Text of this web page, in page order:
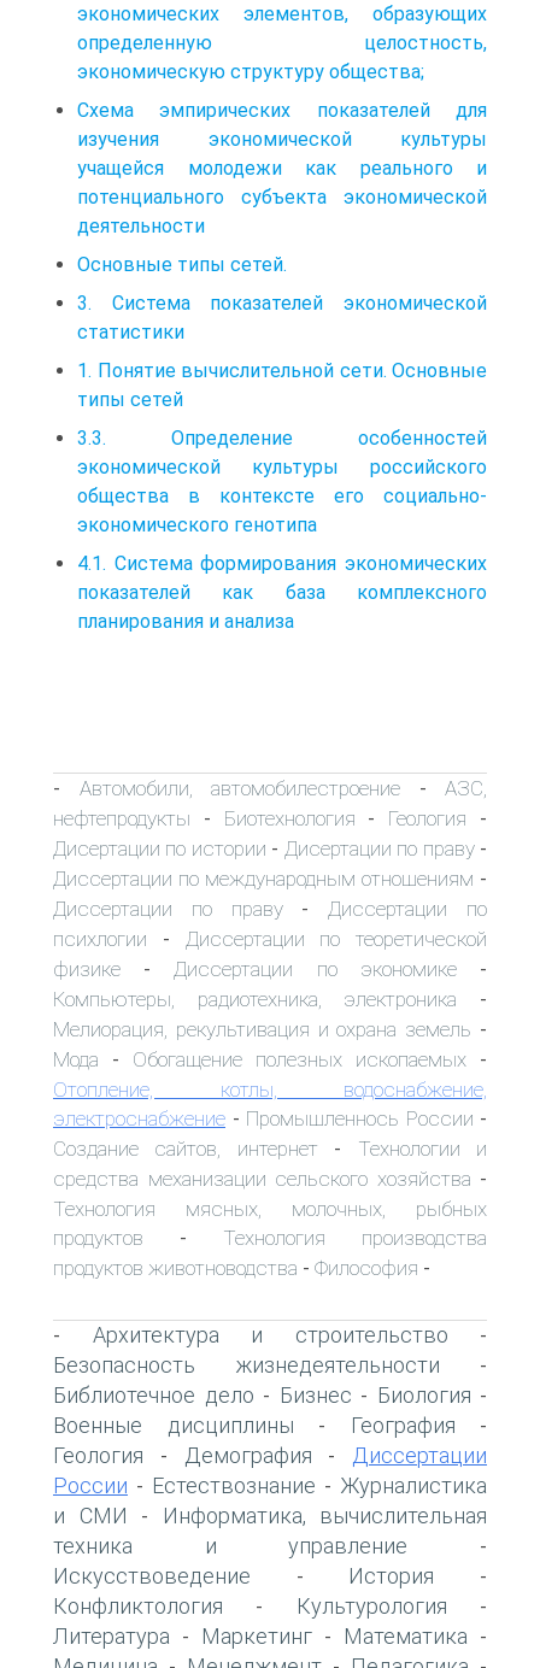
экономических элементов, образующих
определенную целостность,
экономическую структуру общества;
Схема эмпирических показателей для
изучения экономической культуры
учащейся молодежи как реального и
потенциального субъекта экономической
деятельности
Основные типы сетей.
3. Система показателей экономической
статистики
1. Понятие вычислительной сети. Основные
типы сетей
3.3. Определение особенностей
экономической культуры российского
общества в контексте его социально-
экономического генотипа
4.1. Система формирования экономических
показателей как база комплексного
планирования и анализа
- Автомобили, автомобилестроение - АЗС,
нефтепродукты - Биотехнология - Геология -
Дисертации по истории - Дисертации по праву-
Диссертации по международным отношениям -
Диссертации по праву- Диссертации по
психлогии - Диссертации по теоретической
физике - Диссертации по экономике-
Компьютеры, радиотехника, электроника -
Мелиорация, рекультивация и охрана земель -
Мода - Обогащение полезных ископаемых -
Отопление, котлы, водоснабжение,
электроснабжение - Промышленнось России -
Создание сайтов, интернет - Технологии и
средства механизации сельского хозяйства -
Технология мясных, молочных, рыбных
продуктов - Технология производства
продуктов животноводства - Философия -
- Архитектура и строительство -
Безопасность жизнедеятельности -
Библиотечное дело - Бизнес - Биология -
Военные дисциплины - География -
Геология - Демография -
Диссертации
России - Естествознание - Журналистика
и СМИ -
Информатика, вычислительная
техника и управление -
Искусствоведение - История -
Конфликтология - Культурология -
Литература - Маркетинг - Математика -